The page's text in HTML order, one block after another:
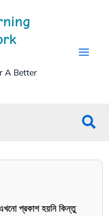
A Better
প্রকাশ হয়নি কিন্তু